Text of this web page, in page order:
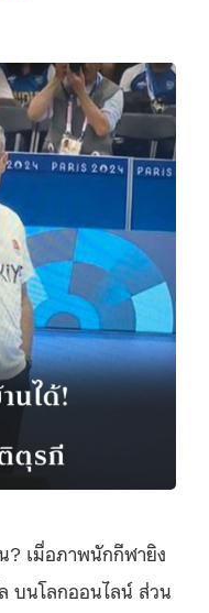
? เมื่อภาพนักกีฬายิง
บนโลกออนไลน์ ส่วน